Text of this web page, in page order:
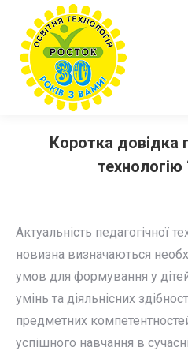
Коротка довідка
технологію
Актуальність педагогічної
новизна визначаються
умов для формування у
умінь та діяльнісних
предметних
успішного навчання в